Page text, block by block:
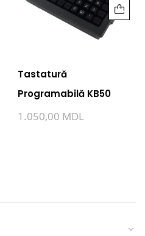
Tastatură
Programabilă KB50
1.050,00 MDL